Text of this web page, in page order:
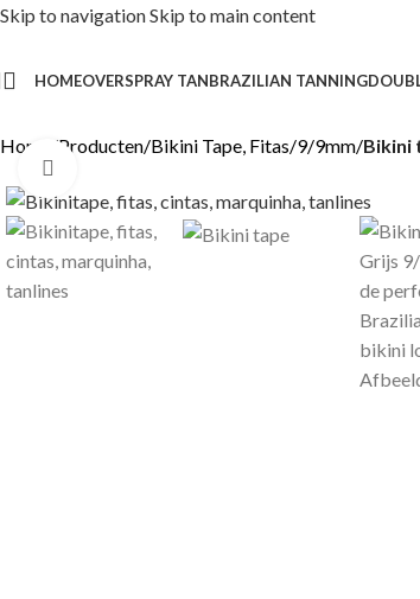
Skip to navigationSkip to main content
HOMEOVERSPRAY TANBRAZILIAN TANNING
Home /Producten/Bikini Tape, Fitas/9/9mm/Bikini